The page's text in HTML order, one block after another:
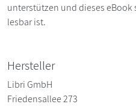
unterstützen und dieses
lesbar ist.
Hersteller
Libri GmbH
Friedensallee 273